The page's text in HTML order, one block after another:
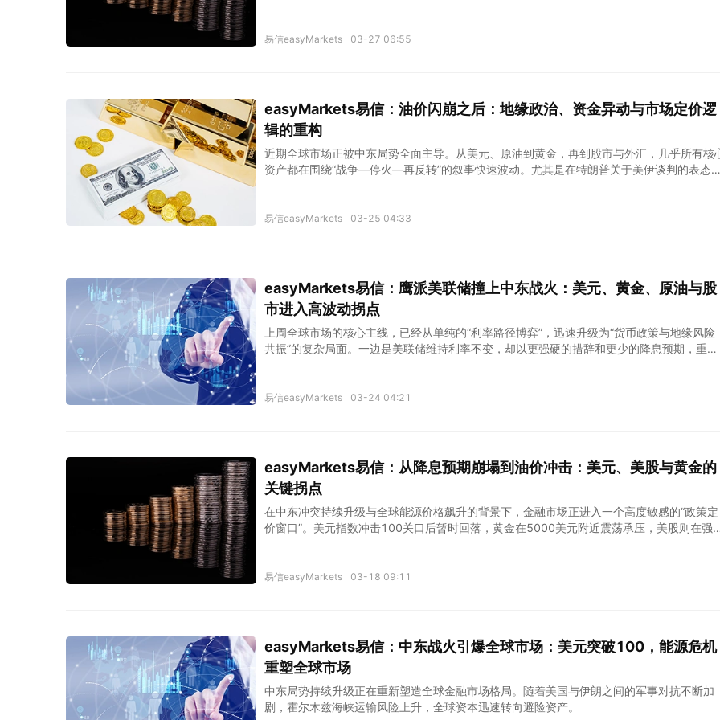
易信easyMarkets 03-27 06:55
easyMarkets易信：油价闪崩之后：地缘政治、资金异动与市场定价逻
辑的重构
近期全球市场正被中东局势全面主导。从美元、原油到黄金，再到股市与外汇，几乎所有核
资产都在围绕“战争—停火—再反转”的叙事快速波动。尤其是在特朗普关于美伊谈判的表态
易信easyMarkets 03-25 04:33
easyMarkets易信：鹰派美联储撞上中东战火：美元、黄金、原油与股
市进入高波动拐点
上周全球市场的核心主线，已经从单纯的“利率路径博弈”，迅速升级为“货币政策与地缘风险
共振”的复杂局面。一边是美联储维持利率不变，却以更强硬的措辞和更少的降息预期，重新
易信easyMarkets 03-24 04:21
easyMarkets易信：从降息预期崩塌到油价冲击：美元、美股与黄金的
关键拐点
在中东冲突持续升级与全球能源价格飙升的背景下，金融市场正进入一个高度敏感的“政策定
价窗口”。美元指数冲击100关口后暂时回落，黄金在5000美元附近震荡承压，美股则在强
易信easyMarkets 03-18 09:11
easyMarkets易信：中东战火引爆全球市场：美元突破100，能源危机
重塑全球市场
中东局势持续升级正在重新塑造全球金融市场格局。随着美国与伊朗之间的军事对抗不断加
剧，霍尔木兹海峡运输风险上升，全球资本迅速转向避险资产。